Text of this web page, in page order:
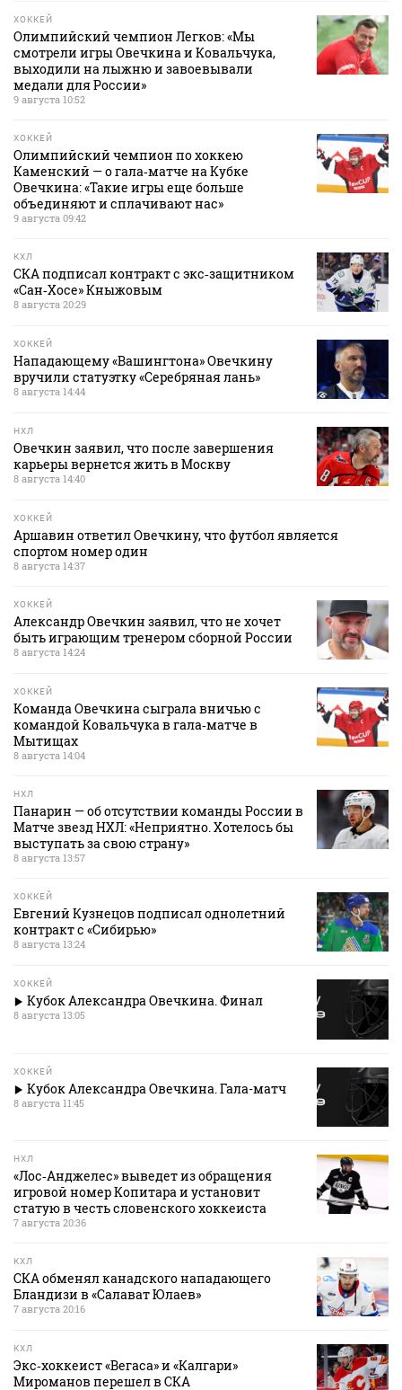
ХОККЕЙ
Олимпийский чемпион Легков: «Мы
смотрели игры Овечкина и Ковальчука,
выходили на лыжню и завоевывали
медали для России»
9 августа 10:52
ХОККЕЙ
Олимпийский чемпион по хоккею
Каменский — о гала‑матче на Кубке
Овечкина: «Такие игры еще больше
объединяют и сплачивают нас»
9 августа 09:42
КХЛ
СКА подписал контракт с экс‑защитником
«Сан‑Хосе» Кныжовым
8 августа 20:29
ХОККЕЙ
Нападающему «Вашингтона» Овечкину
вручили статуэтку «Серебряная лань»
8 августа 14:44
НХЛ
Овечкин заявил, что после завершения
карьеры вернется жить в Москву
8 августа 14:40
ХОККЕЙ
Аршавин ответил Овечкину, что футбол является
спортом номер один
8 августа 14:37
ХОККЕЙ
Александр Овечкин заявил, что не хочет
быть играющим тренером сборной России
8 августа 14:24
ХОККЕЙ
Команда Овечкина сыграла вничью с
командой Ковальчука в гала‑матче в
Мытищах
8 августа 14:04
НХЛ
Панарин — об отсутствии команды России в
Матче звезд НХЛ: «Неприятно. Хотелось бы
выступать за свою страну»
8 августа 13:57
ХОККЕЙ
Евгений Кузнецов подписал однолетний
контракт с «Сибирью»
8 августа 13:24
ХОККЕЙ
Кубок Александра Овечкина. Финал
8 августа 13:05
ХОККЕЙ
Кубок Александра Овечкина. Гала-матч
8 августа 11:45
НХЛ
«Лос‑Анджелес» выведет из обращения
игровой номер Копитара и установит
статую в честь словенского хоккеиста
7 августа 20:36
КХЛ
СКА обменял канадского нападающего
Бландизи в «Салават Юлаев»
7 августа 20:16
КХЛ
Экс‑хоккеист «Вегаса» и «Калгари»
Мироманов перешел в СКА